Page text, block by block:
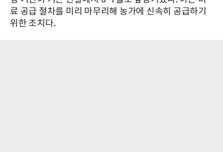
료 공급 절차를 미리 마무리해 농가에 신속히 공급하기
위한 조치다.